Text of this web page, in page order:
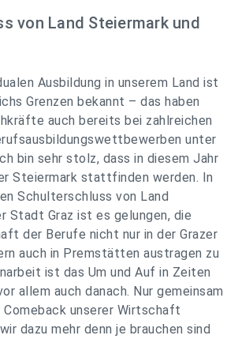
von Land Steiermark und
Ausbildung in unserem Land ist
Grenzen bekannt – das haben
auch bereits bei zahlreichen
unter
bin sehr stolz, dass in diesem Jahr
Steiermark stattfinden werden. In
Schulterschluss von Land
Stadt Graz ist es gelungen, die
der Berufe nicht nur in der Grazer
auch in Premstätten austragen zu
ist das Um und Auf in Zeiten
allem auch danach. Nur gemeinsam
Comeback unserer Wirtschaft
dazu mehr denn je brauchen sind